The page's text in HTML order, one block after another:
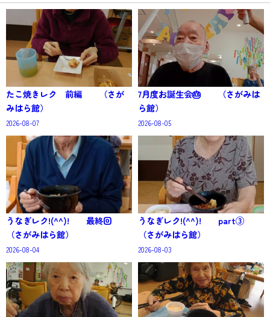
たこ焼きレク 前編 （さが
みはら館）
2026-08-07
7月度お誕生会🎂 （さがみは
ら館）
2026-08-05
うなぎレク!(^^)! 最終回
（さがみはら館）
2026-08-04
うなぎレク!(^^)! part③
（さがみはら館）
2026-08-03